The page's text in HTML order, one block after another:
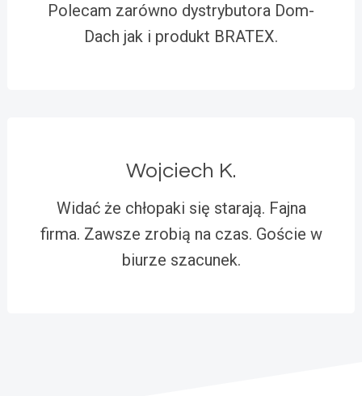
Polecam zarówno dystrybutora Dom-
Dach jak i produkt BRATEX.
Wojciech K.
Widać że chłopaki się starają. Fajna
firma. Zawsze zrobią na czas. Goście w
biurze szacunek.